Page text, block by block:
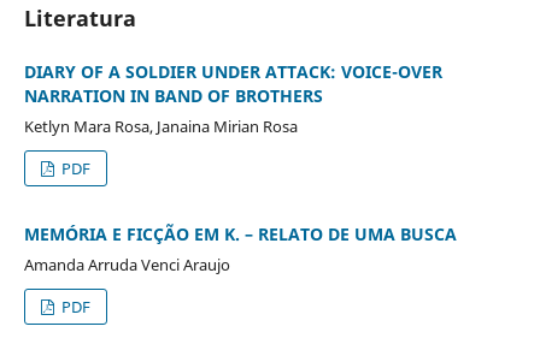
Literatura
DIARY OF A SOLDIER UNDER ATTACK: VOICE-OVER
NARRATION IN BAND OF BROTHERS
Ketlyn Mara Rosa, Janaina Mirian Rosa
PDF
MEMÓRIA E FICÇÃO EM K. – RELATO DE UMA BUSCA
Amanda Arruda Venci Araujo
PDF